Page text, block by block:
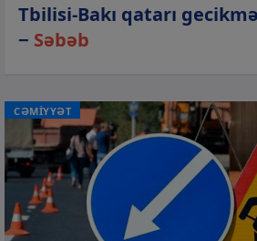
Tbilisi-Bakı qatarı
− Səbəb
CƏMİYYƏT